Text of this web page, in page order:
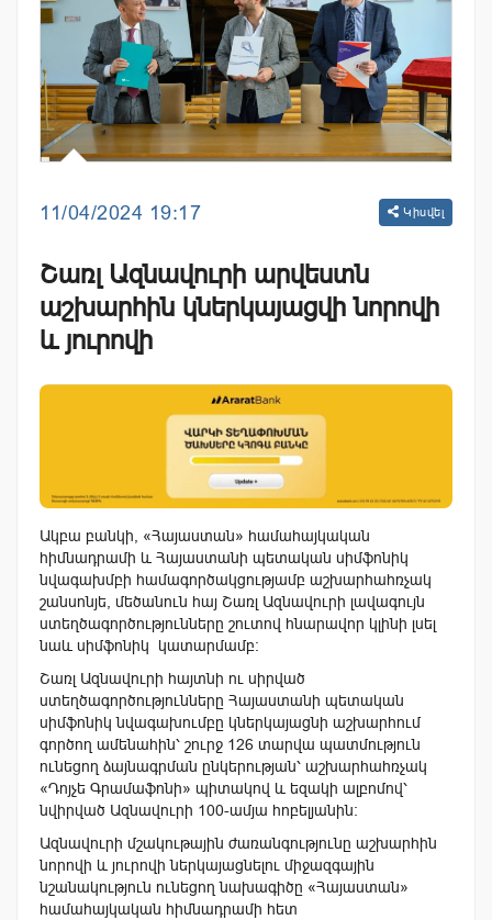
11/04/2024 19:17 Կիսվել
Շառլ Ազնավուրի արվեստն
աշխարհին կներկայացվի նորովի
և յուրովի
Ակբա բանկի, «Հայաստան» համահայկական
հիմնադրամի և Հայաստանի պետական սիմֆոնիկ
նվագախմբի համագործակցությամբ աշխարհահռչակ
շանսոնյե, մեծանուն հայ Շառլ Ազնավուրի լավագույն
ստեղծագործությունները շուտով հնարավոր կլինի լսել
նաև սիմֆոնիկ կատարմամբ։
Շառլ Ազնավուրի հայտնի ու սիրված
ստեղծագործությունները Հայաստանի պետական
սիմֆոնիկ նվագախումբը կներկայացնի աշխարհում
գործող ամենահին՝ շուրջ 126 տարվա պատմություն
ունեցող ձայնագրման ընկերության՝ աշխարհահռչակ
«Դոյչե Գրամաֆոնի» պիտակով և եզակի ալբոմով՝
նվիրված Ազնավուրի 100-ամյա հոբելյանին։
Ազնավուրի մշակութային ժառանգությունը աշխարհին
նորովի և յուրովի ներկայացնելու միջազգային
նշանակություն ունեցող նախագիծը «Հայաստան»
համահայկական հիմնադրամի հետ